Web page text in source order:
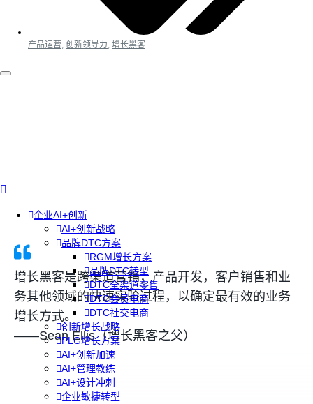
企业AI+创新
AI+创新战略
品牌DTC方案
RGM增长方案
品牌DTC转型
DTC全渠道零售
DTC会员电商
DTC社交电商
创新增长战略
PLG增长方案
AI+创新加速
AI+管理教练
AI+设计冲刺
企业敏捷转型
产品运营 创新领导力 增长黑客
增长黑客是跨渠道营销，产品开发，客户销售和业
务其他领域的快速实验过程，以确定最有效的业务
增长方式。
——Sean Ellis（增长黑客之父）